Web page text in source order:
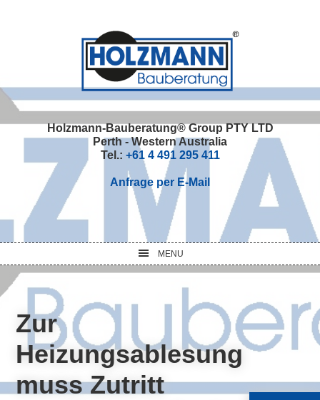
Holzmann-Bauberatung® Group PTY LTD
Perth - Western Australia
Tel.: +61 4 491 295 411
Anfrage per E-Mail
MENU
Zur
Heizungsablesung
muss Zutritt